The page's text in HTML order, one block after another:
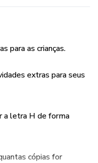
para as crianças.
extras para seus
a letra H de forma
cópias for